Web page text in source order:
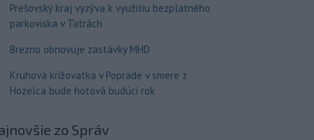
Prešovský kraj vyzýva k využitiu bezplatného
parkoviska v Tatrách
Brezno obnovuje zastávky MHD
Kruhová križovatka v Poprade v smere z
Hozelca bude hotová budúci rok
zo Správ